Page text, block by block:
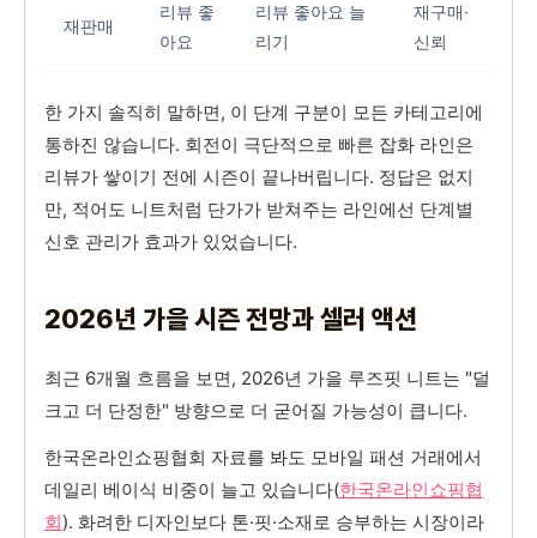
재판매
리뷰 좋
아요
리뷰 좋아요 늘
리기
재구매·
신뢰
한 가지 솔직히 말하면, 이 단계 구분이 모든 카테고리에
통하진 않습니다. 회전이 극단적으로 빠른 잡화 라인은
리뷰가 쌓이기 전에 시즌이 끝나버립니다. 정답은 없지
만, 적어도 니트처럼 단가가 받쳐주는 라인에선 단계별
신호 관리가 효과가 있었습니다.
2026년 가을 시즌 전망과 셀러 액션
최근 6개월 흐름을 보면, 2026년 가을 루즈핏 니트는 "덜
크고 더 단정한" 방향으로 더 굳어질 가능성이 큽니다.
한국온라인쇼핑협회 자료를 봐도 모바일 패션 거래에서
데일리 베이식 비중이 늘고 있습니다(한국온라인쇼핑협
회). 화려한 디자인보다 톤·핏·소재로 승부하는 시장이라